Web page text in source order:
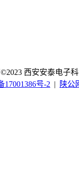
西安安泰电子
17001386号-2 |
陕公